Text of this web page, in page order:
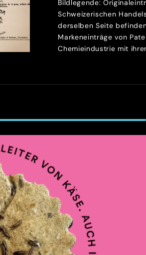
Bildlegende:
Schweizerischen
derselben Seite
Markeneinträge von
Chemieindustrie mit